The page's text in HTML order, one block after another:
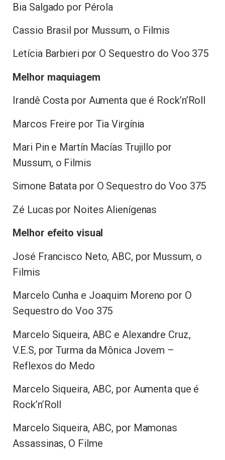
Bia Salgado por Pérola
Cassio Brasil por Mussum, o Filmis
Letícia Barbieri por O Sequestro do Voo 375
Melhor maquiagem
Irandê Costa por Aumenta que é Rock’n’Roll
Marcos Freire por Tia Virgínia
Mari Pin e Martín Macías Trujillo por
Mussum, o Filmis
Simone Batata por O Sequestro do Voo 375
Zé Lucas por Noites Alienígenas
Melhor efeito visual
José Francisco Neto, ABC, por Mussum, o
Filmis
Marcelo Cunha e Joaquim Moreno por O
Sequestro do Voo 375
Marcelo Siqueira, ABC e Alexandre Cruz,
V.E.S, por Turma da Mônica Jovem –
Reflexos do Medo
Marcelo Siqueira, ABC, por Aumenta que é
Rock’n’Roll
Marcelo Siqueira, ABC, por Mamonas
Assassinas, O Filme